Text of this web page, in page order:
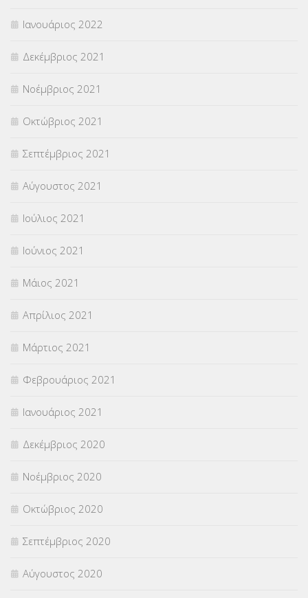
Ιανουάριος 2022
Δεκέμβριος 2021
Νοέμβριος 2021
Οκτώβριος 2021
Σεπτέμβριος 2021
Αύγουστος 2021
Ιούλιος 2021
Ιούνιος 2021
Μάιος 2021
Απρίλιος 2021
Μάρτιος 2021
Φεβρουάριος 2021
Ιανουάριος 2021
Δεκέμβριος 2020
Νοέμβριος 2020
Οκτώβριος 2020
Σεπτέμβριος 2020
Αύγουστος 2020